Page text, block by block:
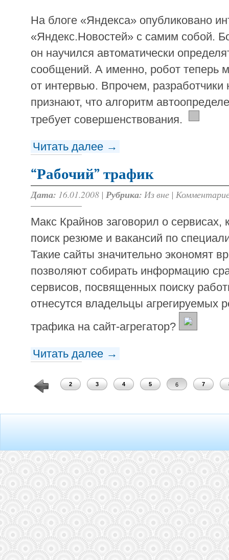
На блоге «Яндекса» опубликовано
«Яндекс.Новостей» с самим собой.
он научился автоматически
сообщений. А именно, робот теперь
от интервью. Впрочем, разработчики
признают, что алгоритм
требует совершенствования.
Читать далее →
“Рабочий” трафик
Дата: 16.01.2008 | Рубрика: Из вне |
Макс Крайнов заговорил о сервисах,
поиск резюме и вакансий по
Такие сайты значительно экономят
позволяют собирать информацию
сервисов, посвященных поиску
отнесутся владельцы агрегируемых
трафика на сайт-агрегатор?
Читать далее →
1 2 3 4 5 6 7